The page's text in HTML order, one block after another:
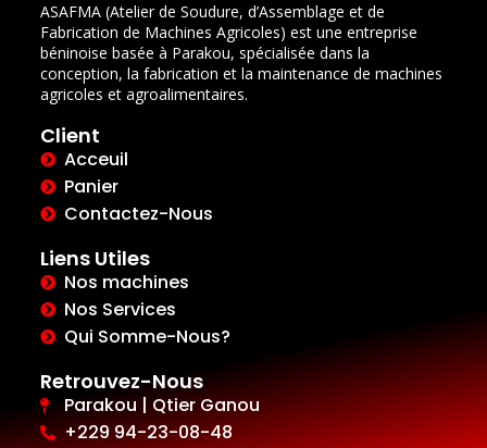
ASAFMA (Atelier de Soudure, d’Assemblage et de
Fabrication de Machines Agricoles) est une entreprise
béninoise basée à Parakou, spécialisée dans la
conception, la fabrication et la maintenance de machines
agricoles et agroalimentaires.
Client
Acceuil
Panier
Contactez-Nous
Liens Utiles
Nos machines
Nos Services
Qui Somme-Nous?
Retrouvez-Nous
Parakou | Qtier Ganou
+229 94-23-08-48